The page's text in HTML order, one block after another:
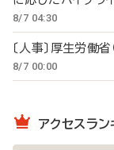
8/7 04:30
〔人事〕厚生労
8/7 00:00
アクセスラ